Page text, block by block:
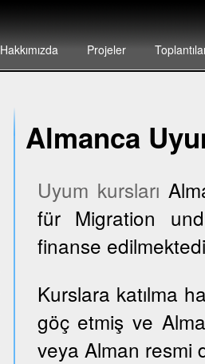
Hakkımızda Projeler
Almanca
Uyum kursları
für Migration
finanse
Kurslara katılma
göç etmiş ve
veya Alman resmi